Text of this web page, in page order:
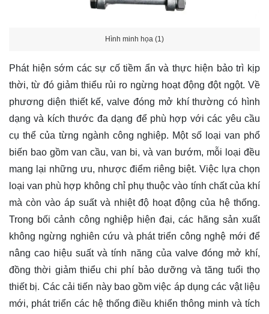
Hình minh họa (1)
Phát hiện sớm các sự cố tiềm ẩn và thực hiện bảo trì kịp
thời, từ đó giảm thiểu rủi ro ngừng hoạt động đột ngột. Về
phương diện thiết kế, valve đóng mở khí thường có hình
dạng và kích thước đa dạng để phù hợp với các yêu cầu
cụ thể của từng ngành công nghiệp. Một số loại van phổ
biến bao gồm van cầu, van bi, và van bướm, mỗi loại đều
mang lại những ưu, nhược điểm riêng biệt. Việc lựa chọn
loại van phù hợp không chỉ phụ thuộc vào tính chất của khí
mà còn vào áp suất và nhiệt độ hoạt động của hệ thống.
Trong bối cảnh công nghiệp hiện đại, các hãng sản xuất
không ngừng nghiên cứu và phát triển công nghệ mới để
nâng cao hiệu suất và tính năng của valve đóng mở khí,
đồng thời giảm thiểu chi phí bảo dưỡng và tăng tuổi thọ
thiết bị. Các cải tiến này bao gồm việc áp dụng các vật liệu
mới, phát triển các hệ thống điều khiển thông minh và tích